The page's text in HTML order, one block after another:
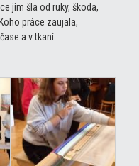
jim šla od ruky, škoda,
práce zaujala,
a v tkaní